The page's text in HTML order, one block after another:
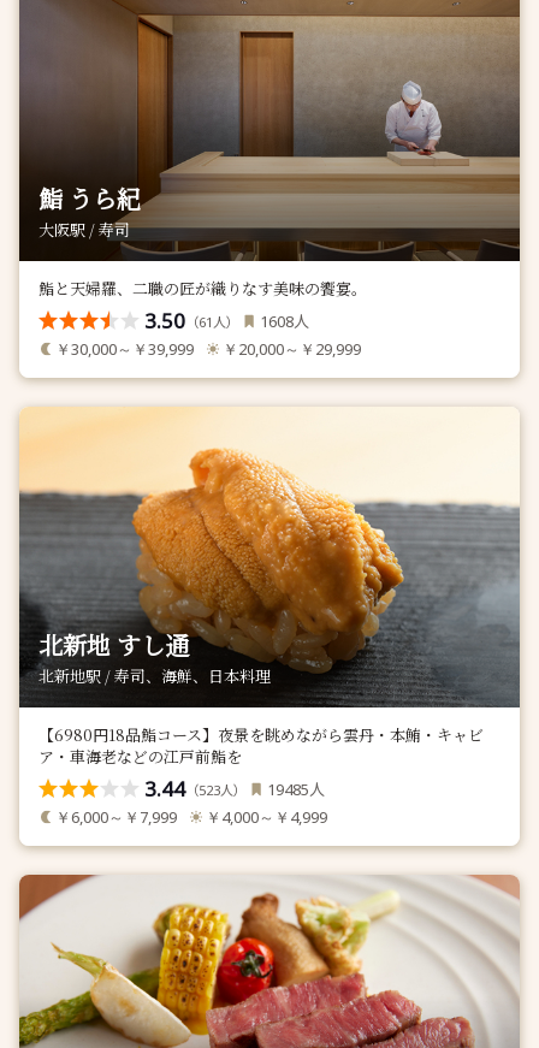
鮨 うら紀
大阪駅 / 寿司
鮨と天婦羅、二職の匠が織りなす美味の饗宴。
3.50 （61 人） 1608人
￥30,000～￥39,999 ￥20,000～￥29,999
北新地 すし通
北新地駅 / 寿司、海鮮、日本料理
【6980円18品鮨コース】夜景を眺めながら雲丹・本鮪・キャビ
ア・車海老などの江戸前鮨を
3.44（523人） 19485人
￥6,000～￥7,999 ￥4,000～￥4,999